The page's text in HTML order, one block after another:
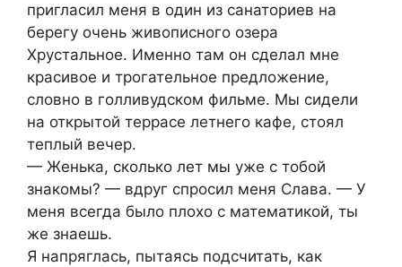
пригласил меня в один из санаториев на
берегу очень живописного озера
Хрустальное. Именно там он сделал мне
красивое и трогательное предложение,
словно в голливудском фильме. Мы сидели
на открытой террасе летнего кафе, стоял
теплый вечер.
— Женька, сколько лет мы уже с тобой
знакомы? — вдруг спросил меня Слава. — У
меня всегда было плохо с математикой, ты
же знаешь.
Я напряглась, пытаясь подсчитать, как